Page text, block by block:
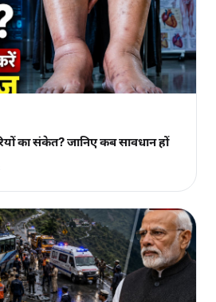
का संकेत? जानिए कब सावधान हों